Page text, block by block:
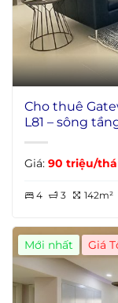
Cho thuê
L81 – sông
Giá: 90 triệu/
4 3 142m²
Mới nhất